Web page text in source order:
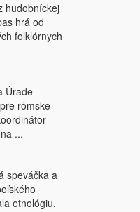
hudobníckej
hrá od
folklórnych
Úrade
rómske
...
speváčka a
etnológiu,